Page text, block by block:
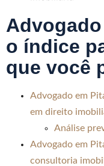
o índice
que você
Advogado em
em direito
Análise
Advogado em
consultoria